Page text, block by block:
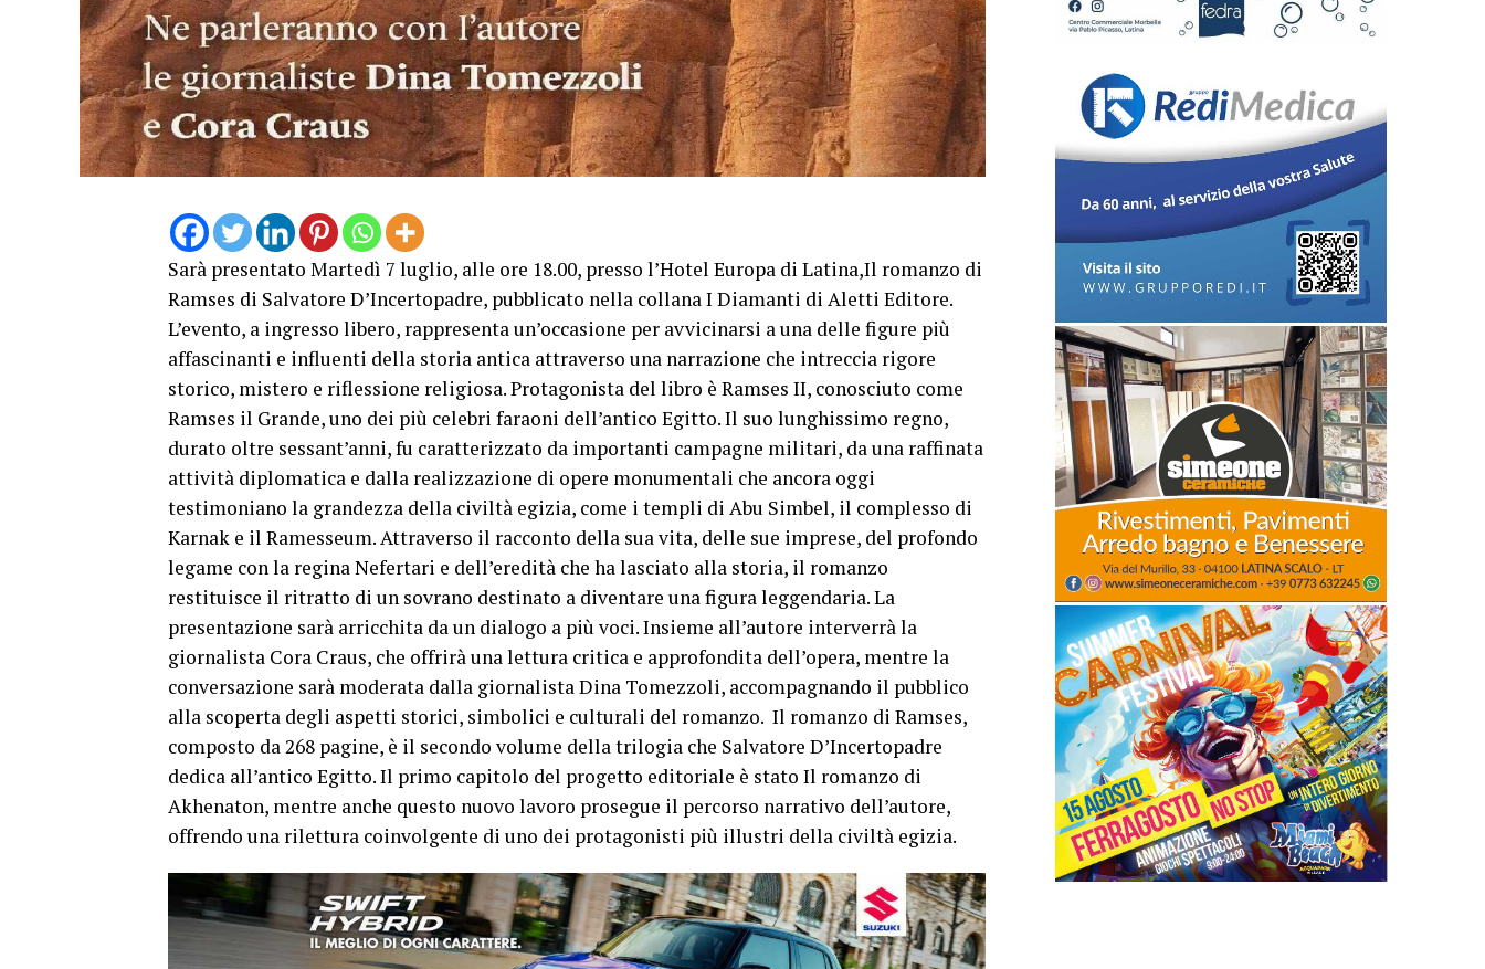
Sarà presentato Martedì 7 luglio, alle ore 18.00, presso l’Hotel Europa di Latina,Il romanzo di
Ramses di Salvatore D’Incertopadre, pubblicato nella collana I Diamanti di Aletti Editore.
L’evento, a ingresso libero, rappresenta un’occasione per avvicinarsi a una delle figure più
affascinanti e influenti della storia antica attraverso una narrazione che intreccia rigore
storico, mistero e riflessione religiosa. Protagonista del libro è Ramses II, conosciuto come
Ramses il Grande, uno dei più celebri faraoni dell’antico Egitto. Il suo lunghissimo regno,
durato oltre sessant’anni, fu caratterizzato da importanti campagne militari, da una raffinata
attività diplomatica e dalla realizzazione di opere monumentali che ancora oggi
testimoniano la grandezza della civiltà egizia, come i templi di Abu Simbel, il complesso di
Karnak e il Ramesseum. Attraverso il racconto della sua vita, delle sue imprese, del profondo
legame con la regina Nefertari e dell’eredità che ha lasciato alla storia, il romanzo
restituisce il ritratto di un sovrano destinato a diventare una figura leggendaria. La
presentazione sarà arricchita da un dialogo a più voci. Insieme all’autore interverrà la
giornalista Cora Craus, che offrirà una lettura critica e approfondita dell’opera, mentre la
conversazione sarà moderata dalla giornalista Dina Tomezzoli, accompagnando il pubblico
alla scoperta degli aspetti storici, simbolici e culturali del romanzo. Il romanzo di Ramses,
composto da 268 pagine, è il secondo volume della trilogia che Salvatore D’Incertopadre
dedica all’antico Egitto. Il primo capitolo del progetto editoriale è stato Il romanzo di
Akhenaton, mentre anche questo nuovo lavoro prosegue il percorso narrativo dell’autore,
offrendo una rilettura coinvolgente di uno dei protagonisti più illustri della civiltà egizia.